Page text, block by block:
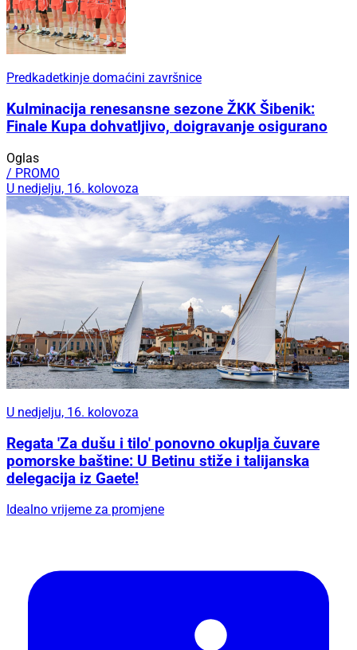
Predkadetkinje domaćini završnice
Kulminacija renesansne sezone ŽKK Šibenik:
Finale Kupa dohvatljivo, doigravanje osigurano
Oglas
/ PROMO
U nedjelju, 16. kolovoza
U nedjelju, 16. kolovoza
Regata 'Za dušu i tilo' ponovno okuplja čuvare
pomorske baštine: U Betinu stiže i talijanska
delegacija iz Gaete!
Idealno vrijeme za promjene